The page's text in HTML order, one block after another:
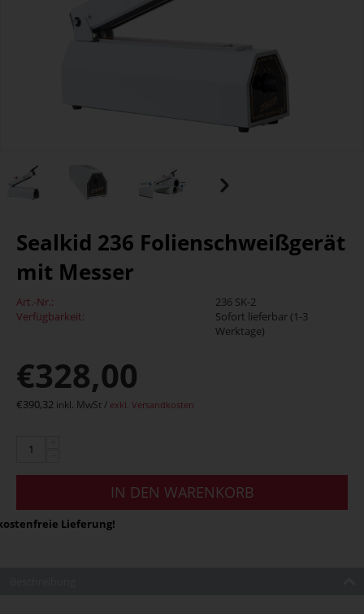
Sealkid 236 Folienschweißgerät
mit Messer
Art.-Nr.:
236 SK-2
Verfügbarkeit:
Sofort lieferbar (1-3
Werktage)
€328,00
€390,32 inkl. MwSt / exkl. Versandkosten
IN DEN WARENKORB
Lieferung!